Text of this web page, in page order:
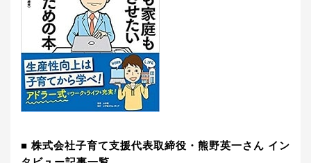
■ 株式会社子育て支援代表取締役・熊野英一さん イン